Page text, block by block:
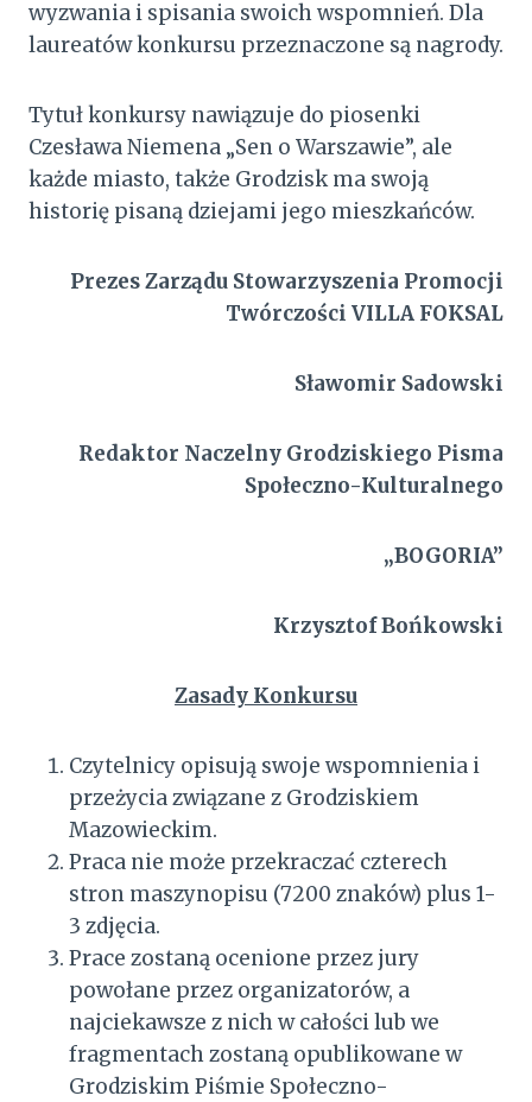
wyzwania i spisania swoich wspomnień. Dla
laureatów konkursu przeznaczone są nagrody.
Tytuł konkursy nawiązuje do piosenki
Czesława Niemena „Sen o Warszawie”, ale
każde miasto, także Grodzisk ma swoją
historię pisaną dziejami jego mieszkańców.
Prezes Zarządu Stowarzyszenia Promocji
Twórczości VILLA FOKSAL
Sławomir Sadowski
Redaktor Naczelny Grodziskiego Pisma
Społeczno-Kulturalnego
„BOGORIA”
Krzysztof Bońkowski
Zasady Konkursu
Czytelnicy opisują swoje wspomnienia i
przeżycia związane z Grodziskiem
Mazowieckim.
Praca nie może przekraczać czterech
stron maszynopisu (7200 znaków) plus 1-
3 zdjęcia.
Prace zostaną ocenione przez jury
powołane przez organizatorów, a
najciekawsze z nich w całości lub we
fragmentach zostaną opublikowane w
Grodziskim Piśmie Społeczno-